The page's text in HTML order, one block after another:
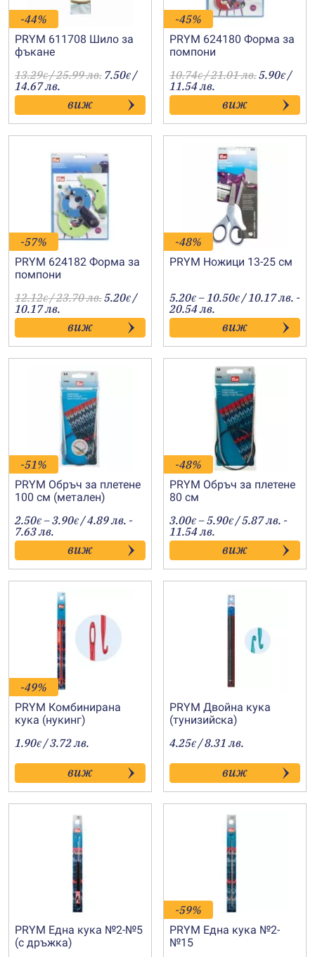
-44%
PRYM 611708 Шило за
фъкане
13.29€/ 25.99 лв. 7.50€ /
14.67 лв.
виж
-45%
PRYM 624180 Форма за
помпони
10.74€/ 21.01 лв.5.90€ /
11.54 лв.
виж
-57%
PRYM 624182 Форма за
помпони
12.12€/ 23.70 лв.5.20€ /
10.17 лв.
виж
-48%
PRYM Ножици 13-25 см
5.20€ –10.50€Price
range:
5.20€
through
10.50€
/ 10.17 лв. -
20.54 лв.
виж
-51%
PRYM Обръч за плетене
100 см (метален)
2.50€ –3.90€Price
range:
2.50€
through
3.90€
/ 4.89 лв. -
7.63 лв.
виж
-48%
PRYM Обръч за плетене
80 см
3.00€ –5.90€Price
range:
3.00€
through
5.90€
/ 5.87 лв. -
11.54 лв.
виж
-49%
PRYM Комбинирана
кука (нукинг)
1.90€ / 3.72 лв.
виж
PRYM Двойна кука
(тунизийска)
4.25€ / 8.31 лв.
виж
PRYM Една кука №2-№5
(с дръжка)
-59%
PRYM Една кука №2-
№15